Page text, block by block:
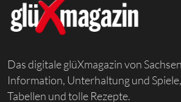
Das digitale glüXmagazin von
Information, Unterhaltung und
Tabellen und tolle Rezepte.